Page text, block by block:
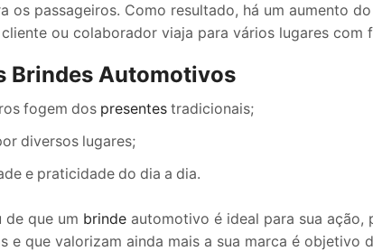
os passageiros. Como resultado, há um aumento
ou colaborador viaja para vários lugares com
Brindes Automotivos
fogem dos presentes tradicionais;
diversos lugares;
e praticidade do dia a dia.
de que um brinde automotivo é ideal para sua ação,
e que valorizam ainda mais a sua marca é objetivo